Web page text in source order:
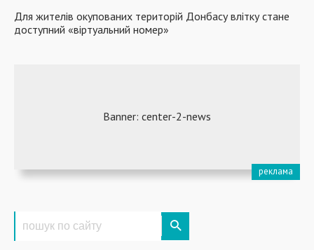
Для жителів окупованих територій Донбасу влітку стане
доступний «віртуальний номер»